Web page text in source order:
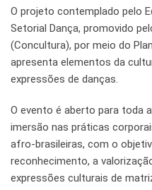
O projeto contemplado pelo
Setorial Dança, promovido
(Concultura), por meio do
apresenta elementos da
expressões de danças.
O evento é aberto para toda
imersão nas práticas
afro-brasileiras, com o
reconhecimento, a
expressões culturais de